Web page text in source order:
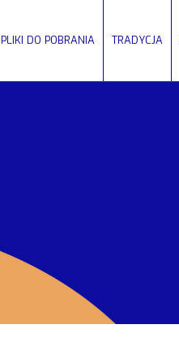
PLIKI DO POBRANIA TRADYCJA